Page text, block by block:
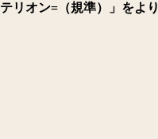
リオン=（規準）」をより